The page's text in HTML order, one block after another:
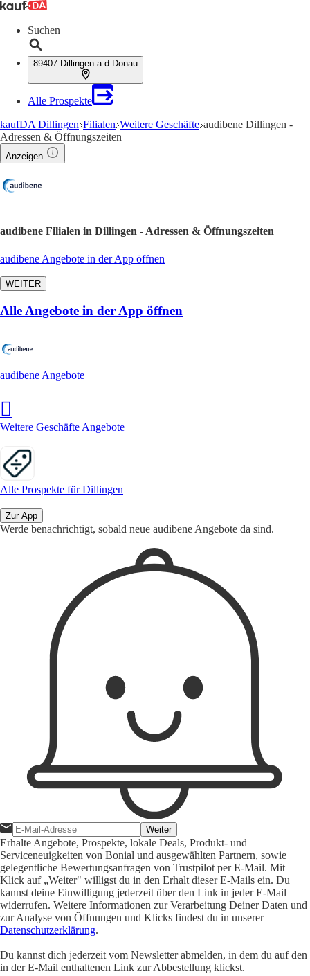
Suchen
89407 Dillingen a.d.Donau
Alle Prospekte
kaufDA Dillingen Filialen Weitere Geschäfte audibene Dillingen -
Adressen & Öffnungszeiten
Anzeigen
audibene Filialen in Dillingen - Adressen & Öffnungszeiten
audibene Angebote in der App öffnen
WEITER
Alle Angebote in der App öffnen
audibene Angebote
Weitere Geschäfte Angebote
Alle Prospekte für Dillingen
Zur App
Werde benachrichtigt, sobald neue audibene Angebote da sind.
Weiter
Erhalte Angebote, Prospekte, lokale Deals, Produkt- und
Serviceneuigkeiten von Bonial und ausgewählten Partnern, sowie
gelegentliche Bewertungsanfragen von Trustpilot per E-Mail. Mit
Klick auf „Weiter" willigst du in den Erhalt dieser E-Mails ein. Du
kannst deine Einwilligung jederzeit über den Link in jeder E-Mail
widerrufen. Weitere Informationen zur Verarbeitung Deiner Daten und
zur Analyse von Öffnungen und Klicks findest du in unserer
Datenschutzerklärung.
Du kannst dich jederzeit vom Newsletter abmelden, in dem du auf den
in der E-Mail enthaltenen Link zur Abbestellung klickst.